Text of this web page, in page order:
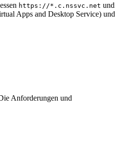
https://*.c.nssvc.net und
Apps and Desktop Service) und
Anforderungen und